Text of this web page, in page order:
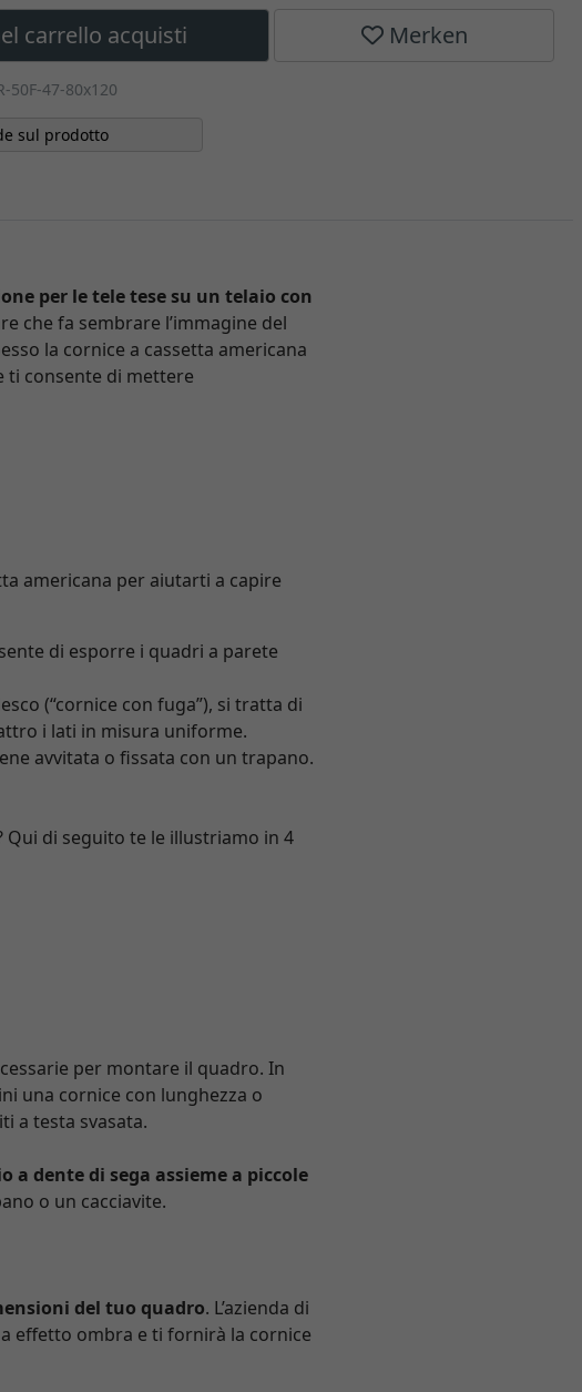
carrello acquisti Merken
50F-47-80x120
sul prodotto
per le tele tese su un telaio con
che fa sembrare l’immagine del
la cornice a cassetta americana
ti consente di mettere
americana per aiutarti a capire
di esporre i quadri a parete
(“cornice con fuga”), si tratta di
i lati in misura uniforme.
avvitata o fissata con un trapano.
Qui di seguito te le illustriamo in 4
per montare il quadro. In
una cornice con lunghezza o
a testa svasata.
a dente di sega assieme a piccole
o un cacciavite.
del tuo quadro. L’azienda di
effetto ombra e ti fornirà la cornice